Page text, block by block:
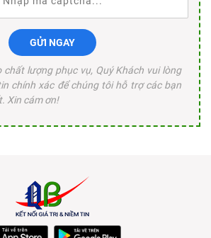
GỬI NGAY
chất lượng phục vụ, Quý Khách vui lòng
chính xác để chúng tôi hỗ trợ các bạn
Xin cám ơn!